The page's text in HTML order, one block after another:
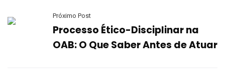
Próximo Post
Processo Ético-Disciplinar na
OAB: O Que Saber Antes de Atuar